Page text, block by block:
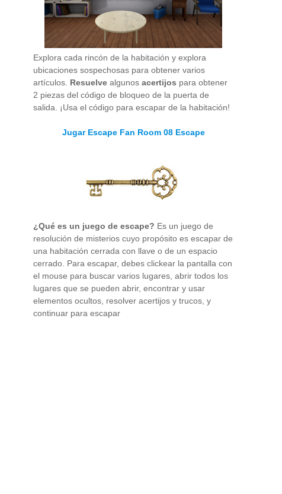
Explora cada rincón de la habitación y explora
ubicaciones sospechosas para obtener varios
artículos. Resuelve algunos acertijos para obtener
2 piezas del código de bloqueo de la puerta de
salida. ¡Usa el código para escapar de la habitación!
Jugar Escape Fan Room 08 Escape
¿Qué es un juego de escape? Es un juego de
resolución de misterios cuyo propósito es escapar de
una habitación cerrada con llave o de un espacio
cerrado. Para escapar, debes clickear la pantalla con
el mouse para buscar varios lugares, abrir todos los
lugares que se pueden abrir, encontrar y usar
elementos ocultos, resolver acertijos y trucos, y
continuar para escapar